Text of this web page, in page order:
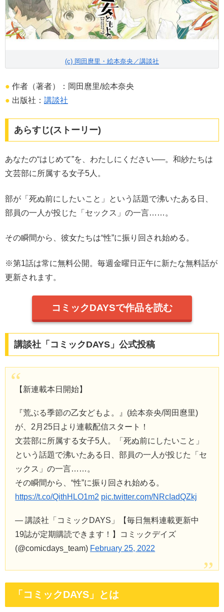
(c) 岡田麿里・絵本奈央／講談社
● 作者（著者）：岡田麿里/絵本奈央
● 出版社： 講談社
あらすじ(ストーリー)
あなたの“はじめて”を、わたしにください──。和紗たちは
文芸部に所属する女子5人。
部が「死ぬ前にしたいこと」という話題で沸いたある日、
部員の一人が投じた「セックス」の一言……。
その瞬間から、彼女たちは“性”に振り回され始める。
※第1話は常に無料公開。毎週金曜日正午に新たな無料話が
更新されます。
コミックDAYSで作品を読む
講談社「コミックDAYS」公式投稿
【新連載本日開始】
『荒ぶる季節の乙女どもよ。』(絵本奈央/岡田麿里)
が、2月25日より連載配信スタート！
文芸部に所属する女子5人。「死ぬ前にしたいこと」
という話題で沸いたある日、部員の一人が投じた「セ
ックス」の一言……。
その瞬間から、“性”に振り回され始める。
https://t.co/QithHLO1m2 pic.twitter.com/NRcIadQZkj
— 講談社「コミックDAYS」【毎日無料連載更新中
19誌が定期購読できます！】コミックデイズ
(@comicdays_team) February 25, 2022
「コミックDAYS」とは